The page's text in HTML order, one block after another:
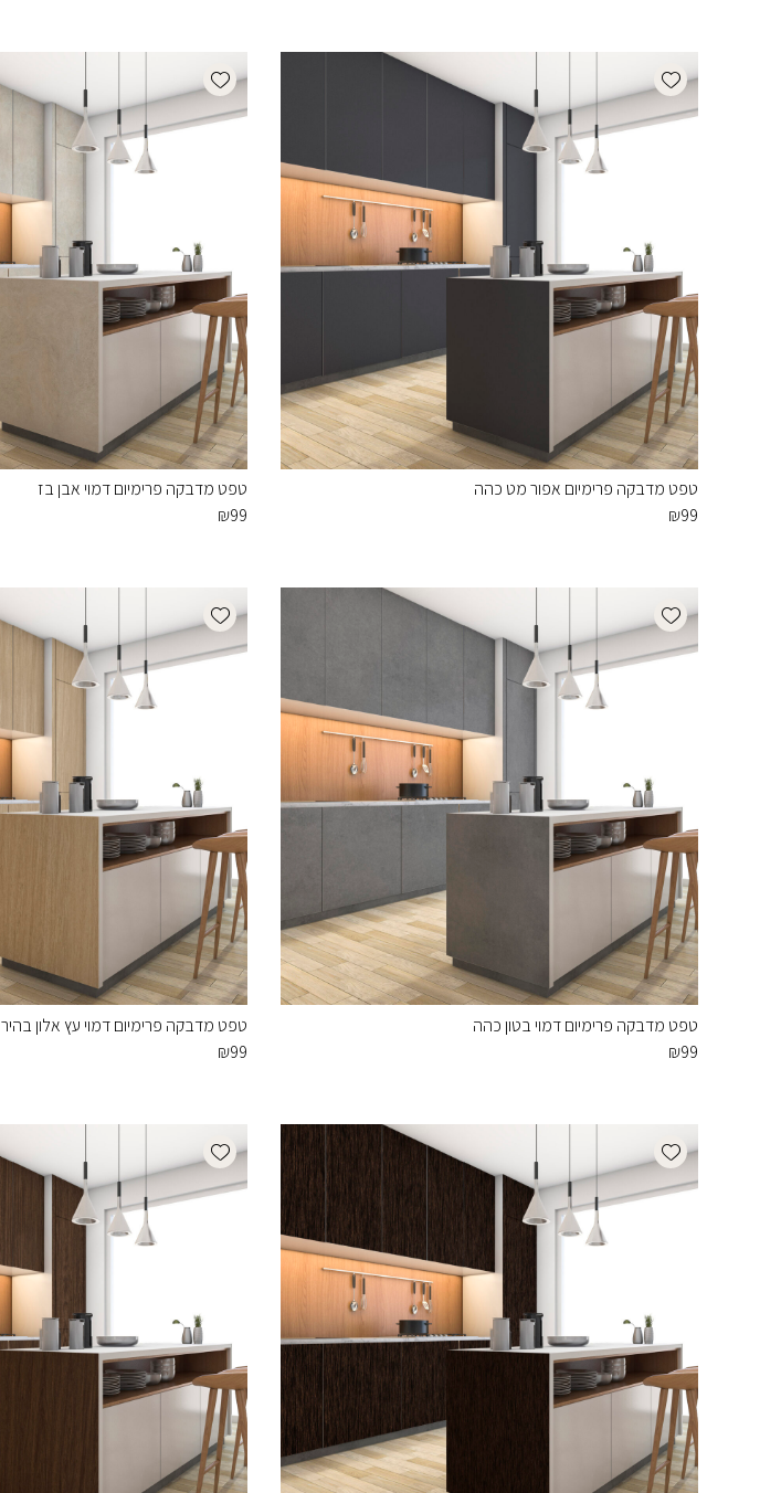
Add wishlist
טפט מדבקה פרימיום אפור מט כהה
₪99
Add wishlist
טפט מדבקה פרימיום דמוי אבן בז
₪99
Add wishlist
טפט מדבקה פרימיום דמוי בטון כהה
₪99
Add wishlist
טפט מדבקה פרימיום דמוי עץ אלון בהיר
₪99
Add wishlist
Add wishlist